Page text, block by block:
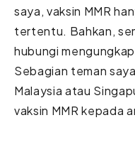
saya, vaksin MMR
tertentu. Bahkan,
hubungi
Sebagian teman
Malaysia atau
vaksin MMR kepada